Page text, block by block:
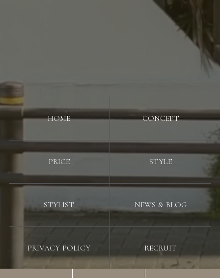
HOME CONCEPT
PRICE STYLE
STYLIST NEWS & BLOG
PRIVACY POLICY RECRUIT